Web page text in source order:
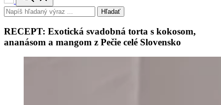
Hľadať
RECEPT: Exotická svadobná torta s kokosom,
ananásom a mangom z Pečie celé Slovensko